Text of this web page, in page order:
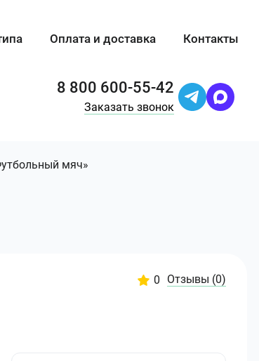
Оплата и доставка Контакты
8 800 600-55-42
Заказать звонок
мяч»
0 Отзывы (0)